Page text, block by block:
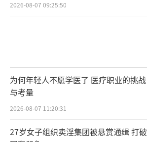
2026-08-07 09:25:50
为何年轻人不愿学医了 医疗职业的挑战
与考量
2026-08-07 11:20:31
27岁女子组织卖淫集团被悬赏通缉 打破